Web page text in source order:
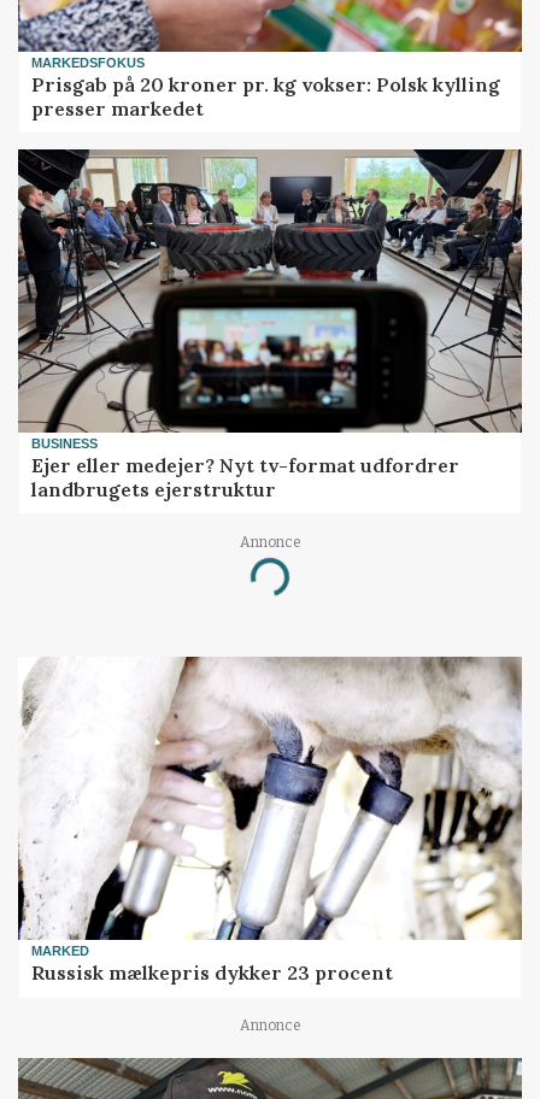
MARKEDSFOKUS
Prisgab på 20 kroner pr. kg vokser: Polsk kylling
presser markedet
BUSINESS
Ejer eller medejer? Nyt tv-format udfordrer
landbrugets ejerstruktur
Annonce
Loading...
MARKED
Russisk mælkepris dykker 23 procent
Annonce